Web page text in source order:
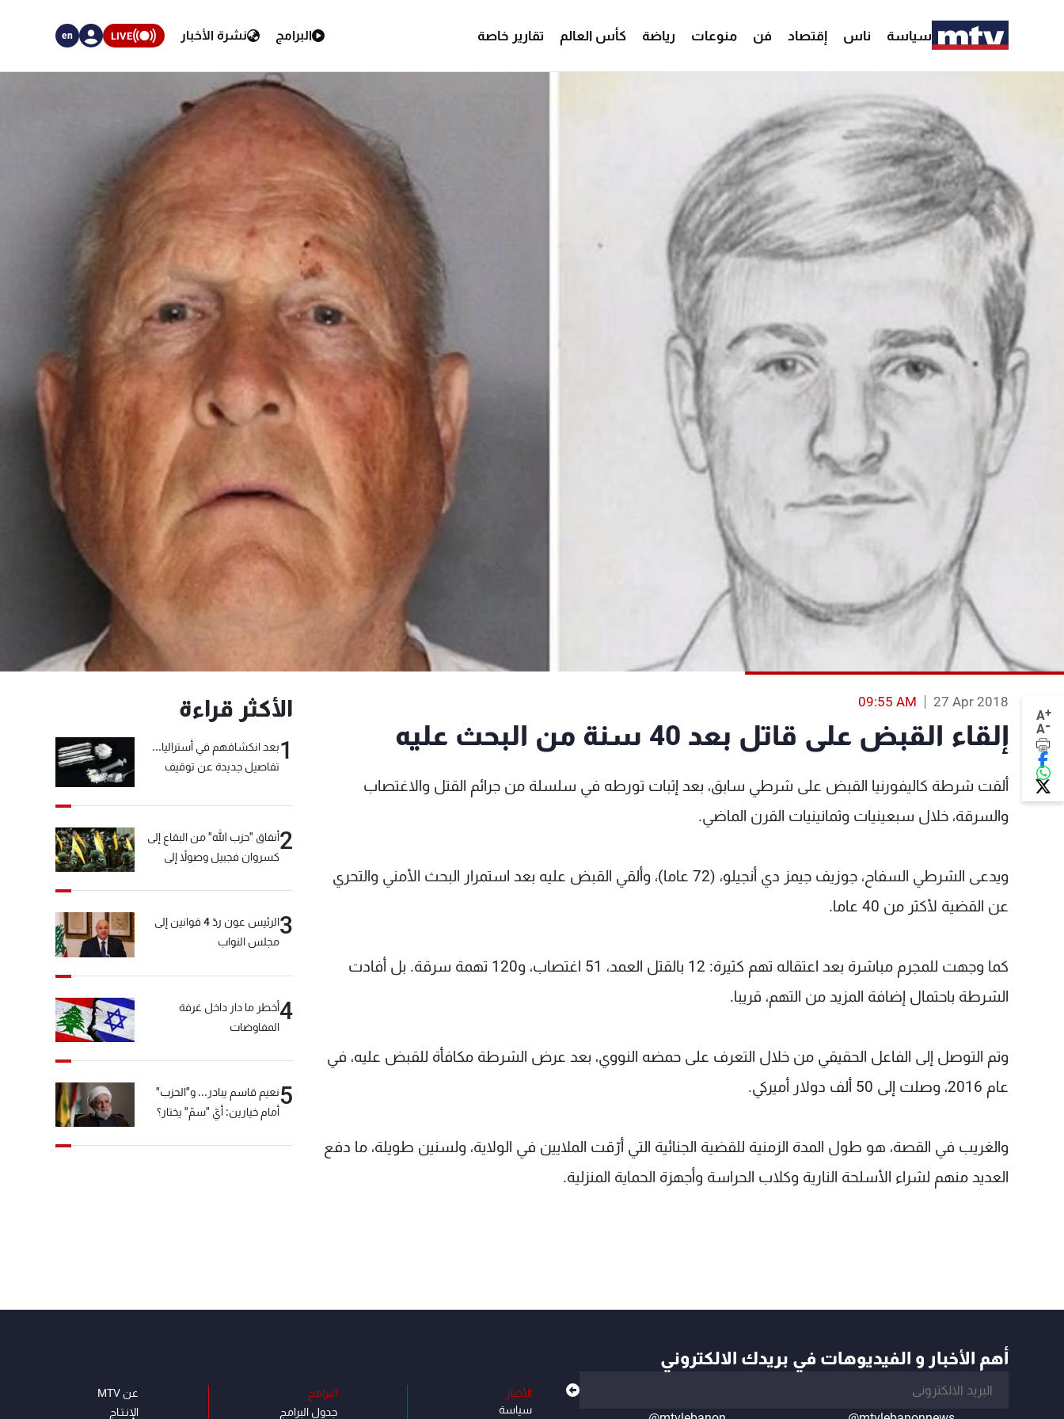
سياسة ناس إقتصاد فن منوعات رياضة كأس العالم تقارير خاصة البرامج نشرة الأخبار LIVE
en
A+
A-
27 Apr 2018
09:55 AM
إلقاء القبض على قاتل بعد 40 سنة من البحث عليه
ألقت شرطة كاليفورنيا القبض على شرطي سابق، بعد إثبات تورطه في سلسلة من جرائم القتل والاغتصاب
والسرقة، خلال سبعينيات وثمانينيات القرن الماضي.
ويدعى الشرطي السفاح، جوزيف جيمز دي أنجيلو، (72 عاما)، وألقي القبض عليه بعد استمرار البحث الأمني والتحري
عن القضية لأكثر من 40 عاما.
كما وجهت للمجرم مباشرة بعد اعتقاله تهم كثيرة: 12 بالقتل العمد، 51 اغتصاب، و120 تهمة سرقة. بل أفادت
الشرطة باحتمال إضافة المزيد من التهم، قريبا.
وتم التوصل إلى الفاعل الحقيقي من خلال التعرف على حمضه النووي، بعد عرض الشرطة مكافأة للقبض عليه، في
عام 2016، وصلت إلى 50 ألف دولار أميركي.
والغريب في القصة، هو طول المدة الزمنية للقضية الجنائية التي أرّقت الملايين في الولاية، ولسنين طويلة، ما دفع
العديد منهم لشراء الأسلحة النارية وكلاب الحراسة وأجهزة الحماية المنزلية.
الأكثر قراءة
1بعد انكشافهم في أستراليا...
تفاصيل جديدة عن توقيف
2أنفاق "حزب الله" من البقاع إلى
كسروان فجبيل وصولاً إلى
3
الرئيس عون ردّ 4 قوانين إلى
مجلس النواب
4أخطر ما دار داخل غرفة
المفاوضات
5نعيم قاسم يبادر... و"الحزب"
أمام خيارين: أيّ "سمّ" يختار؟
أهم الأخبار و الفيديوهات في بريدك الالكتروني
الأخبار
سياسة
البرامج
جدول البرامج
عن MTV
الإنـتـاج